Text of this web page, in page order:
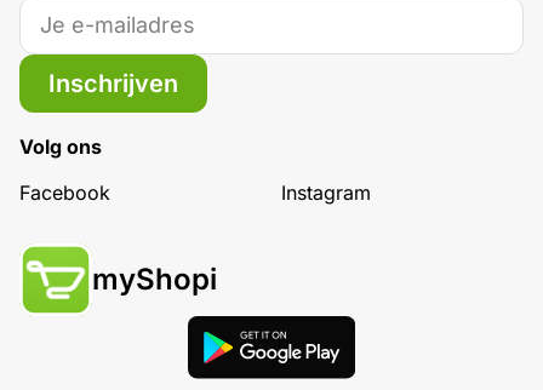
Inschrijven
Volg ons
Facebook
Instagram
myShopi